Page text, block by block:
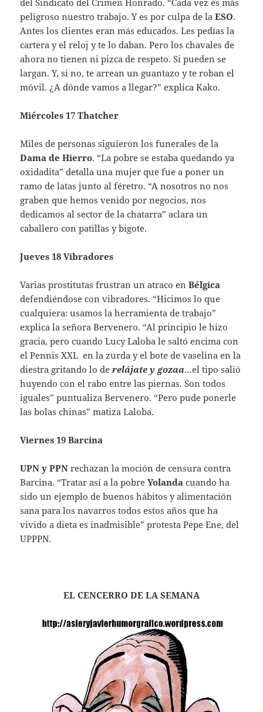
del Sindicato del Crimen Honrado. “Cada vez es más
peligroso nuestro trabajo. Y es por culpa de la ESO.
Antes los clientes eran más educados. Les pedías la
cartera y el reloj y te lo daban. Pero los chavales de
ahora no tienen ni pizca de respeto. Si pueden se
largan. Y, si no, te arrean un guantazo y te roban el
móvil. ¿A dónde vamos a llegar?” explica Kako.
Miércoles 17 Thatcher
Miles de personas siguieron los funerales de la
Dama de Hierro. “La pobre se estaba quedando ya
oxidadita” detalla una mujer que fue a poner un
ramo de latas junto al féretro. “A nosotros no nos
graben que hemos venido por negocios, nos
dedicamos al sector de la chatarra” aclara un
caballero con patillas y bigote.
Jueves 18 Vibradores
Varias prostitutas frustran un atraco enBélgica
defendiéndose con vibradores. “Hicimos lo que
cualquiera: usamos la herramienta de trabajo”
explica la señora Bervenero. “Al principio le hizo
gracia, pero cuando Lucy Laloba le saltó encima con
el Pennis XXL en la zurda y el bote de vaselina en la
diestra gritando lo derelájate y gozaa…el tipo salió
huyendo con el rabo entre las piernas. Son todos
iguales” puntualiza Bervenero. “Pero pude ponerle
las bolas chinas” matiza Laloba.
Viernes 19 Barcina
UPN y PPN rechazan la moción de censura contra
Barcina. “Tratar así a la pobreYolanda cuando ha
sido un ejemplo de buenos hábitos y alimentación
sana para los navarros todos estos años que ha
vivido a dieta es inadmisible” protesta Pepe Ene, del
UPPPN.
EL CENCERRO DE LA SEMANA